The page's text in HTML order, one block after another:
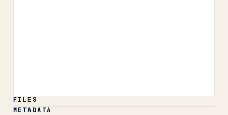
FILES
METADATA